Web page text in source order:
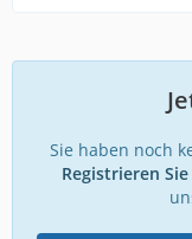
Sie haben noch
Registrieren